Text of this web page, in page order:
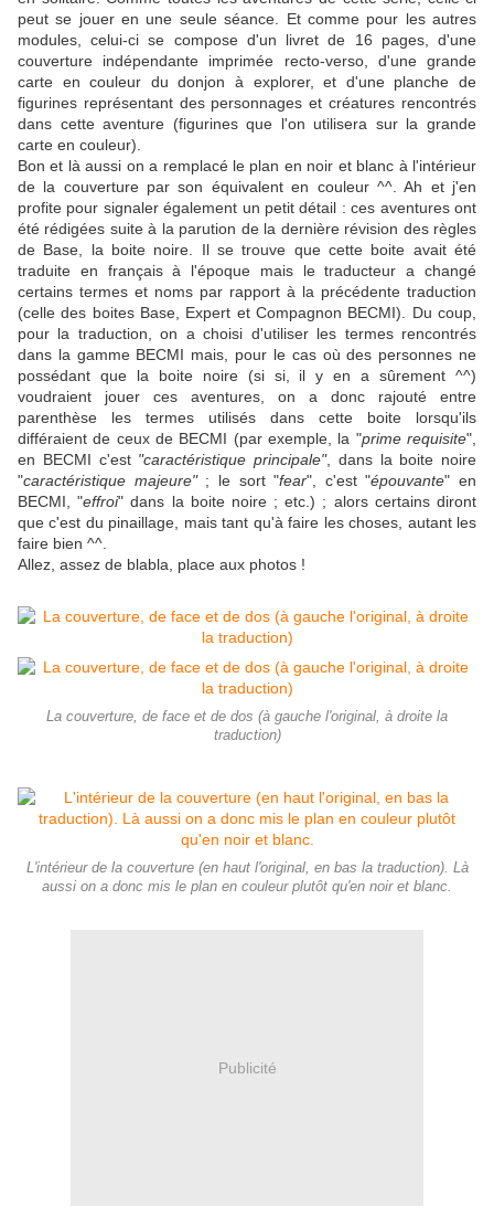
peut se jouer en une seule séance. Et comme pour les autres
modules, celui-ci se compose d'un livret de 16 pages, d'une
couverture indépendante imprimée recto-verso, d'une grande
carte en couleur du donjon à explorer, et d'une planche de
figurines représentant des personnages et créatures rencontrés
dans cette aventure (figurines que l'on utilisera sur la grande
carte en couleur).
Bon et là aussi on a remplacé le plan en noir et blanc à l'intérieur
de la couverture par son équivalent en couleur ^^. Ah et j'en
profite pour signaler également un petit détail : ces aventures ont
été rédigées suite à la parution de la dernière révision des règles
de Base, la boite noire. Il se trouve que cette boite avait été
traduite en français à l'époque mais le traducteur a changé
certains termes et noms par rapport à la précédente traduction
(celle des boites Base, Expert et Compagnon BECMI). Du coup,
pour la traduction, on a choisi d'utiliser les termes rencontrés
dans la gamme BECMI mais, pour le cas où des personnes ne
possédant que la boite noire (si si, il y en a sûrement ^^)
voudraient jouer ces aventures, on a donc rajouté entre
parenthèse les termes utilisés dans cette boite lorsqu'ils
différaient de ceux de BECMI (par exemple, la "prime requisite",
en BECMI c'est "caractéristique principale", dans la boite noire
"caractéristique majeure"; le sort "fear", c'est "épouvante" en
BECMI, "effroi" dans la boite noire ; etc.) ; alors certains diront
que c'est du pinaillage, mais tant qu'à faire les choses, autant les
faire bien ^^.
Allez, assez de blabla, place aux photos !
La couverture, de face et de dos (à gauche l'original, à droite la
traduction)
L'intérieur de la couverture (en haut l'original, en bas la traduction). Là
aussi on a donc mis le plan en couleur plutôt qu'en noir et blanc.
Publicité